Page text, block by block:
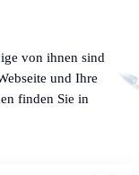
von ihnen sind
und Ihre
finden Sie in